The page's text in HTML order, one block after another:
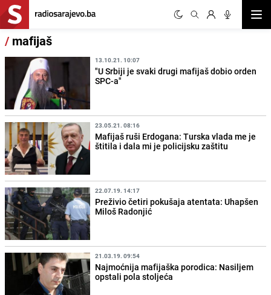
/ mafijaš
13.10.21. 10:07
"U Srbiji je svaki drugi mafijaš dobio orden
SPC-a"
23.05.21. 08:16
Mafijaš ruši Erdogana: Turska vlada me je
štitila i dala mi je policijsku zaštitu
22.07.19. 14:17
Preživio četiri pokušaja atentata: Uhapšen
Miloš Radonjić
21.03.19. 09:54
Najmoćnija mafijaška porodica: Nasiljem
opstali pola stoljeća